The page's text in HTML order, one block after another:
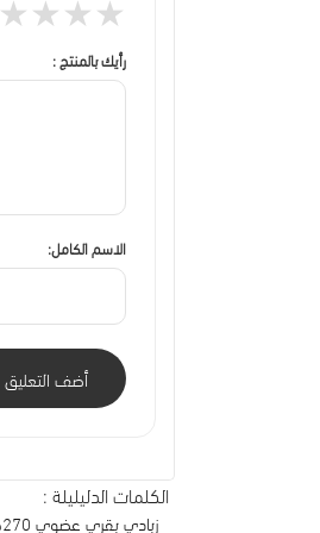
رأيك بالمنتج :
الاسم الكامل:
أضف التعليق
الكلمات الدليليلة :
زبادي بقري عضوي 270جم– مزرعة ال طالب